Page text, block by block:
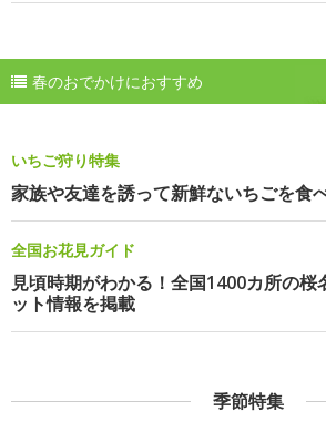
春のおでかけにおすすめ
いちご狩り特集
家族や友達を誘って新鮮ないちごを食
全国お花見ガイド
見頃時期がわかる！全国1400カ所の桜
ット情報を掲載
季節特集